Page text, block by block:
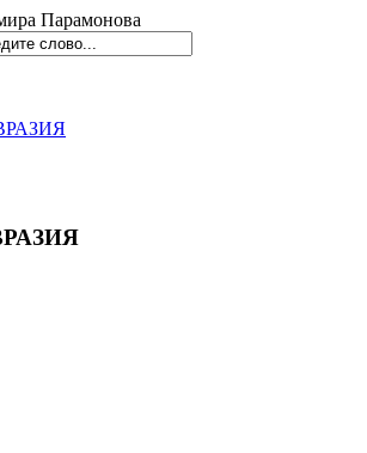
Парамонова